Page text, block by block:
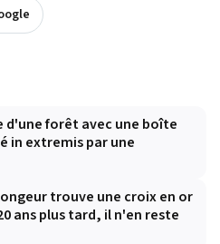
d'une forêt avec une boîte
in extremis par une
trouve une croix en or
ans plus tard, il n'en reste